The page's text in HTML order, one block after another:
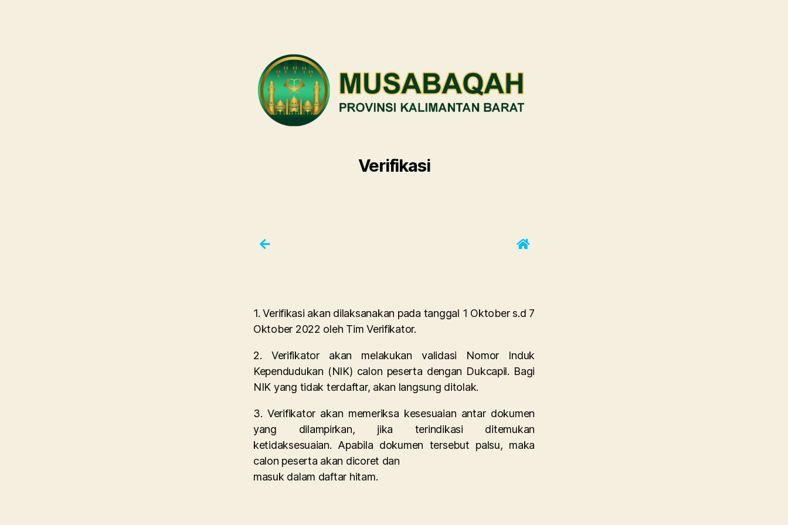
Verifikasi
1. Verifikasi akan dilaksanakan pada tanggal 1 Oktober s.d 7
Oktober 2022 oleh Tim Verifikator.
2. Verifikator akan melakukan validasi Nomor Induk
Kependudukan (NIK) calon peserta dengan Dukcapil. Bagi
NIK yang tidak terdaftar, akan langsung ditolak.
3. Verifikator akan memeriksa kesesuaian antar dokumen
yang dilampirkan, jika terindikasi ditemukan
ketidaksesuaian. Apabila dokumen tersebut palsu, maka
calon peserta akan dicoret dan
masuk dalam daftar hitam.